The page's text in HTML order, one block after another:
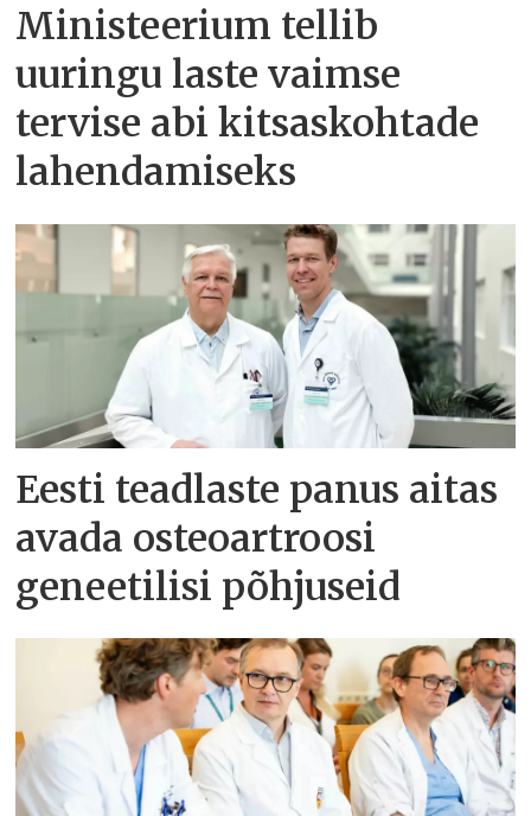
Ministeerium tellib
uuringu laste vaimse
tervise abi kitsaskohtade
lahendamiseks
Eesti teadlaste panus aitas
avada osteoartroosi
geneetilisi põhjuseid